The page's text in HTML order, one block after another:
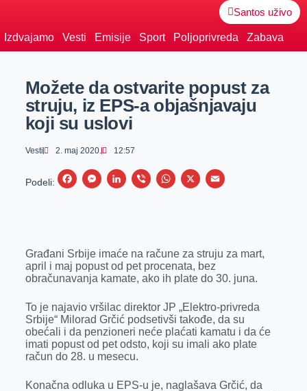
Santos uživo
Izdvajamo Vesti Emisije Sport Poljoprivreda Zabava
Možete da ostvarite popust za
struju, iz EPS-a objašnjavaju
koji su uslovi
Vesti 2. maj 2020. 12:57
Podeli:
F
b
o
k
M
e
n
e
r
L
e
d
n
V
r
W
s
A
p
X
E
l
Građani Srbije imaće na račune za struju za mart,
april i maj popust od pet procenata, bez
obračunavanja kamate, ako ih plate do 30. juna.
To je najavio vršilac direktor JP „Elektro-privreda
Srbije“ Milorad Grčić podsetivši takođe, da su
obećali i da penzioneri neće plaćati kamatu i da će
imati popust od pet odsto, koji su imali ako plate
račun do 28. u mesecu.
Konačna odluka u EPS-u je, naglašava Grčić, da